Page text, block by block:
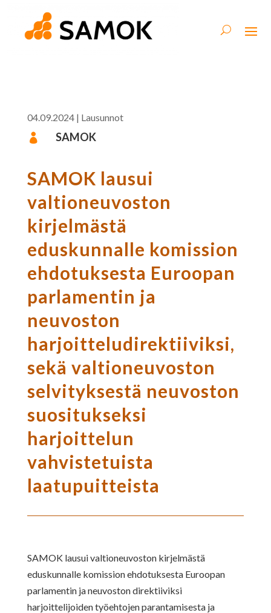
04.09.2024| Lausunnot
 SAMOK
SAMOK lausui
valtioneuvoston
kirjelmästä
eduskunnalle komission
ehdotuksesta Euroopan
parlamentin ja
neuvoston
harjoitteludirektiiviksi,
sekä valtioneuvoston
selvityksestä neuvoston
suositukseksi
harjoittelun
vahvistetuista
laatupuitteista
SAMOK lausui valtioneuvoston kirjelmästä
eduskunnalle komission ehdotuksesta Euroopan
parlamentin ja neuvoston direktiiviksi
harjoittelijoiden työehtojen parantamisesta ja